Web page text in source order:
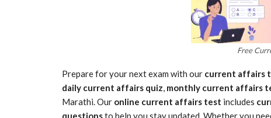
Free
Prepare for your next exam with our current affairs
daily current affairs quiz, monthly current affairs
Marathi. Our online current affairs test includes
questionsto help you stay updated. Whether you